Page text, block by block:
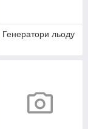
Генератори льоду